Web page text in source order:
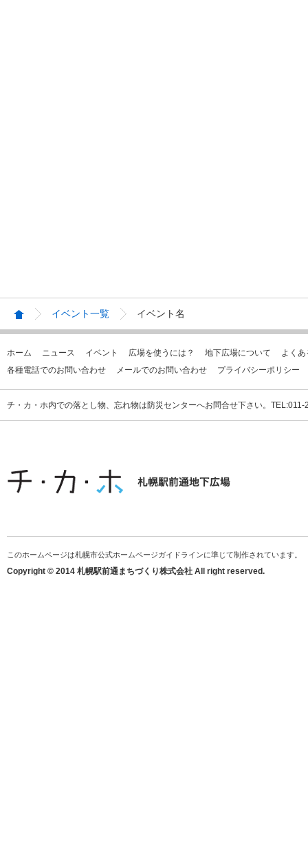
イベント一覧 イベント名
ホーム ニュース イベント 広場を使うには？ 地下広場について
よく
各種電話でのお問い合わせ
メールでのお問い合わせ プライバシーポリシー
チ・カ・ホ内での落とし物、忘れ物は防災センターへお問合せ下さい。
このホームページは札幌市公式ホームページガイドラインに準じて制作されています。
Copyright © 2014 札幌駅前通まちづくり株式会社 All right reserved.